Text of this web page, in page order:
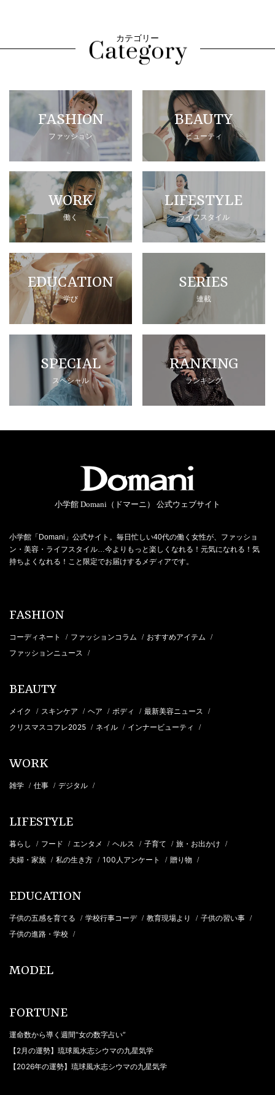
カテゴリー
FASHION
ファッション
BEAUTY
ビューティ
WORK
働く
LIFESTYLE
ライフスタイル
EDUCATION
学び
SERIES
連載
SPECIAL
スペシャル
RANKING
ランキング
小学館 Domani（ドマーニ） 公式ウェブサイト
小学館「Domani」公式サイト。毎日忙しい40代の働く女性が、ファッショ
ン・美容・ライフスタイル…今よりもっと楽しくなれる！元気になれる！気
持ちよくなれる！こと限定でお届けするメディアです。
FASHION
コーディネート / ファッションコラム / おすすめアイテム /
ファッションニュース /
BEAUTY
メイク / スキンケア / ヘア / ボディ / 最新美容ニュース /
クリスマスコフレ2025 / ネイル / インナービューティ /
WORK
雑学 / 仕事 / デジタル /
LIFESTYLE
暮らし / フード / エンタメ / ヘルス / 子育て / 旅・お出かけ /
夫婦・家族 / 私の生き方 / 100人アンケート / 贈り物 /
EDUCATION
子供の五感を育てる / 学校行事コーデ / 教育現場より / 子供の習い事 /
子供の進路・学校 /
MODEL
FORTUNE
運命数から導く週間“女の数字占い”
【2月の運勢】琉球風水志シウマの九星気学
【2026年の運勢】琉球風水志シウマの九星気学